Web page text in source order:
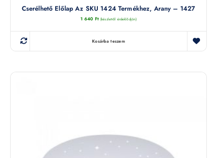
Cserélhető Előlap Az SKU 1424 Termékhez, Arany – 1427
1 640 Ft (készletről érdeklődjön)
Kosárba teszem